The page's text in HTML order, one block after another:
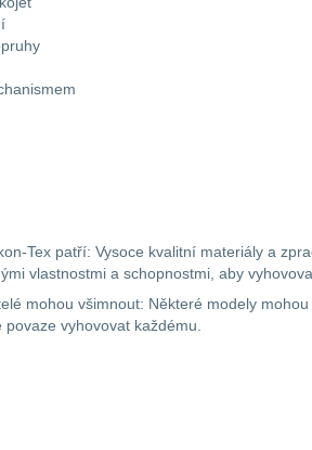
Tex patří: Vysoce kvalitní materiály a
vlastnostmi a schopnostmi, aby
mohou všimnout: Některé modely
vyhovovat každému.